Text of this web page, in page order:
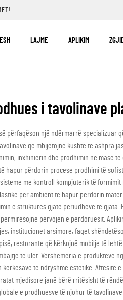
LAJME APLIKIM
i tavolinave
përfaqëson një ndërmarrë
që mbijetojnë kushte të ashpra
inxhinierin dhe prodhimin në masë
hapur përdorin procese prodhimi të
me kontroll kompjuterik të
për ambient të hapur përdorin
e strukturës gjatë periudhëve të
përvojën e përdoruesit.
institucionet arsimore, faqet
restorante që kërkojnë mobilje të
të ulët. Vershëmëria e
të ndryshme estetike.
mjedisore janë bërë rritësisht të
e prodhuesve të njohur të